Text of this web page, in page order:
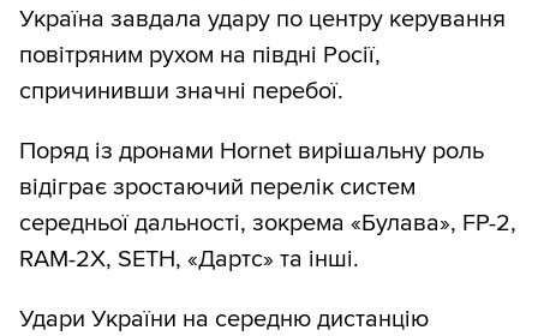
Україна завдала удару по центру керування
повітряним рухом на півдні Росії,
спричинивши значні перебої.
Поряд із дронами Hornet вирішальну роль
відіграє зростаючий перелік систем
середньої дальності, зокрема «Булава», FP-2,
RAM-2X, SETH, «Дартс» та інші.
Удари України на середню дистанцію